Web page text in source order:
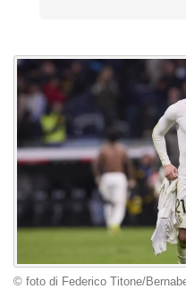
© foto di Federico Titone/